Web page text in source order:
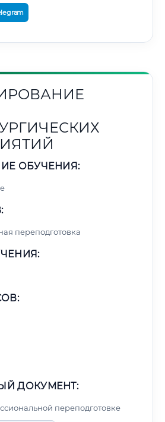
ОБУЧЕНИЯ:
переподготовка
ДОКУМЕНТ:
переподготовке